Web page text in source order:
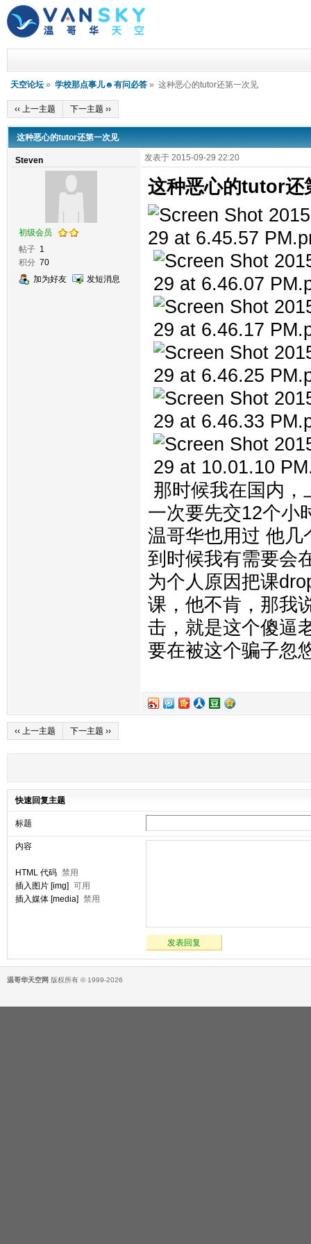
天空论坛 » 学校那点事儿☻有问必答 » 这种恶心的tutor还第一次见
‹‹ 上一主题 下一主题 ››
这种恶心的tutor还第一次见
Steven
初级会员
帖子 1
积分 70
加为好友
发短消息
发表于 2015-09-29 22:20
这种恶心的tutor还
那时候我在国内
一次要先交12个小
温哥华也用过 他几
到时候我有需要会
为个人原因把课
课，他不肯，那我
击，就是这个傻逼
要在被这个骗子忽
‹‹ 上一主题 下一主题 ››
快速回复主题
标题
内容
HTML 代码 禁用
插入图片 [img] 可用
插入媒体 [media] 禁用
发表回复
温哥华天空网 版权所有 © 1999-2026